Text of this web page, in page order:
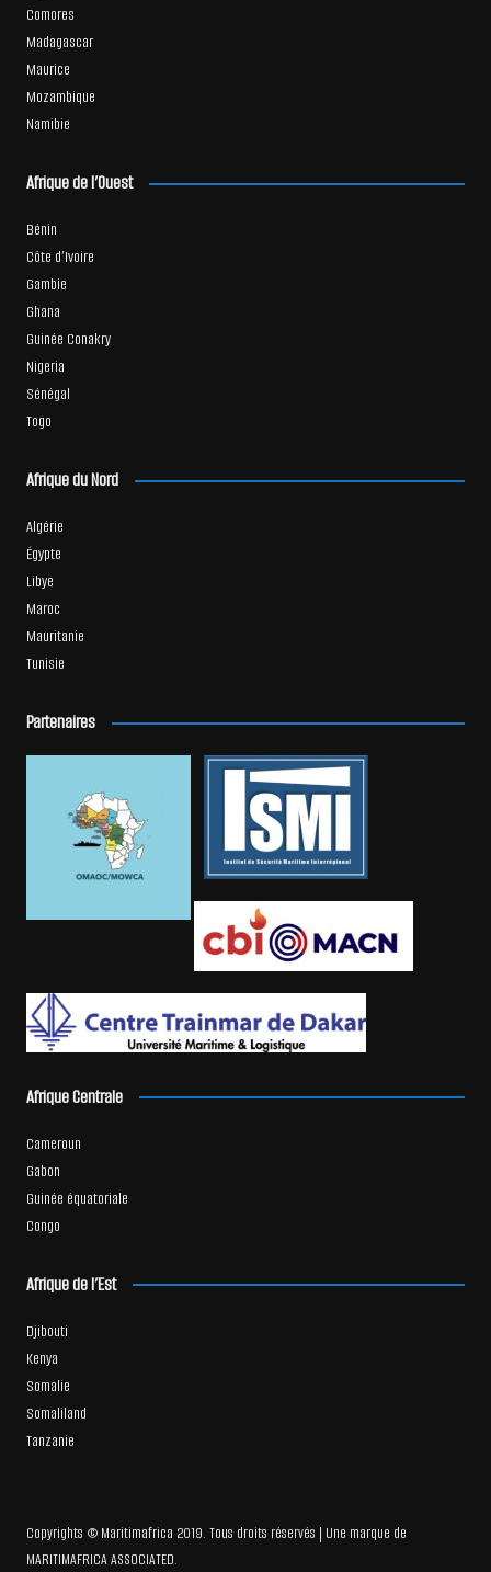
Comores
Madagascar
Maurice
Mozambique
Namibie
Afrique de l’Ouest
Bénin
Côte d’Ivoire
Gambie
Ghana
Guinée Conakry
Nigeria
Sénégal
Togo
Afrique du Nord
Algérie
Égypte
Libye
Maroc
Mauritanie
Tunisie
Partenaires
Afrique Centrale
Cameroun
Gabon
Guinée équatoriale
Congo
Afrique de l’Est
Djibouti
Kenya
Somalie
Somaliland
Tanzanie
Copyrights © Maritimafrica 2019. Tous droits réservés | Une marque de
MARITIMAFRICA ASSOCIATED.